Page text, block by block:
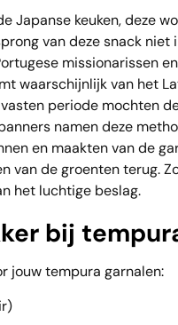
Japanse keuken, deze
van deze snack
missionarissen
waarschijnlijk van het
periode mochten
namen deze
en maakten van de
van de groenten terug.
het luchtige beslag.
bij
jouw tempura garnalen: